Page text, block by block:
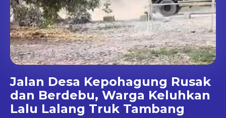
Jalan Desa Kepohagung Rusak
dan Berdebu, Warga Keluhkan
Lalu Lalang Truk Tambang